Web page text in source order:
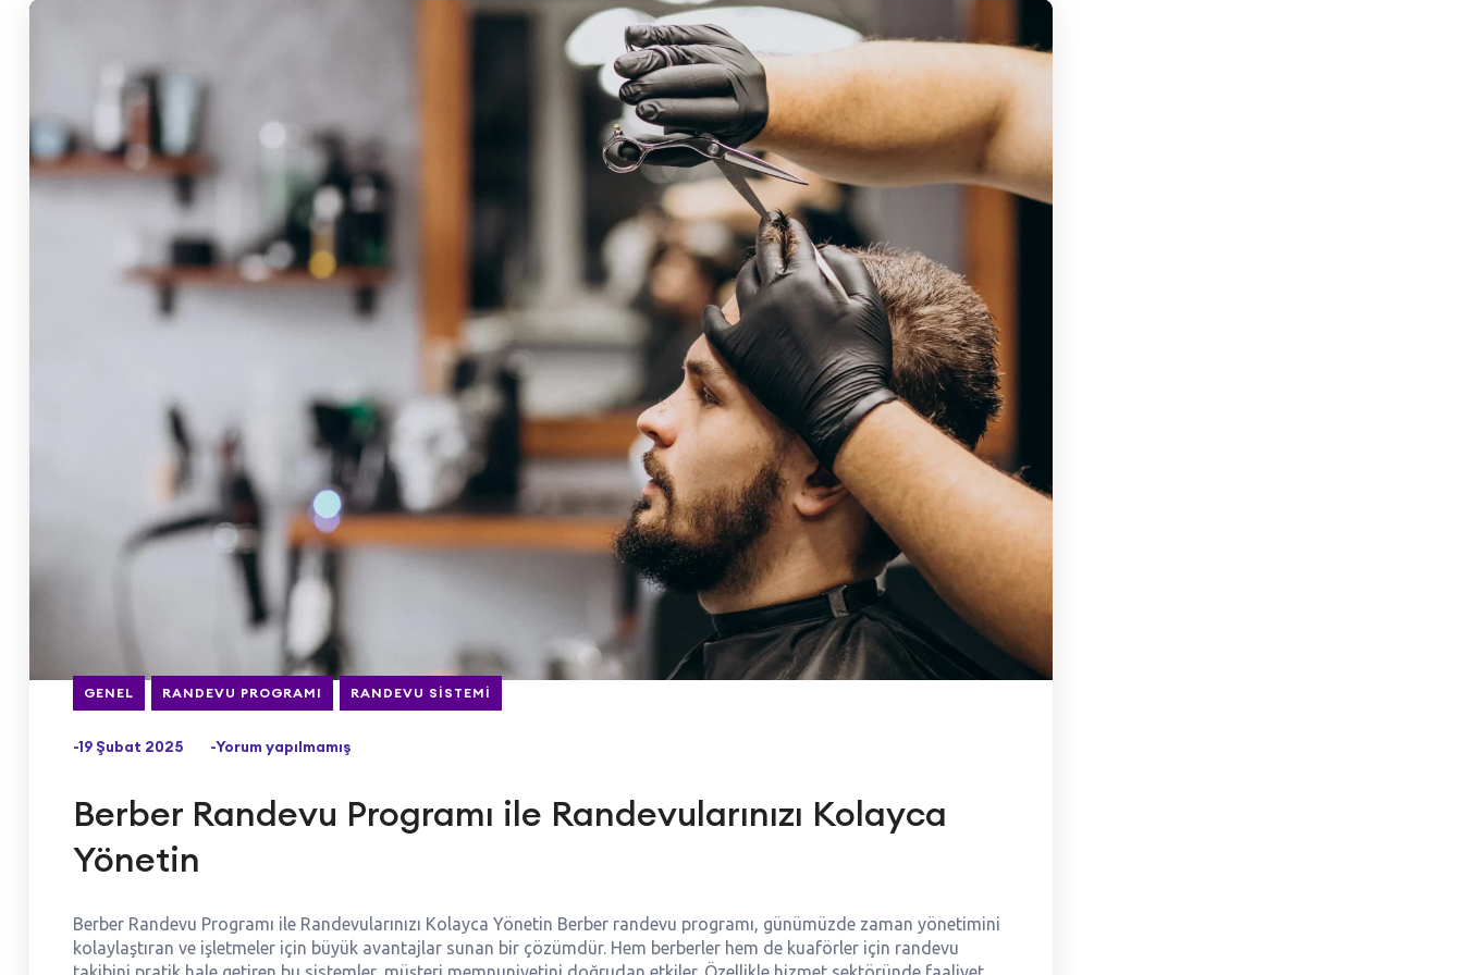
GENEL RANDEVU PROGRAMI RANDEVU SISTEMI
-19 Şubat 2025 -Yorum yapılmamış
Berber Randevu Programı ile Randevularınızı Kolayca
Yönetin
Berber Randevu Programı ile Randevularınızı Kolayca Yönetin Berber randevu programı, günümüzde zaman yönetimini
kolaylaştıran ve işletmeler için büyük avantajlar sunan bir çözümdür. Hem berberler hem de kuaförler için randevu